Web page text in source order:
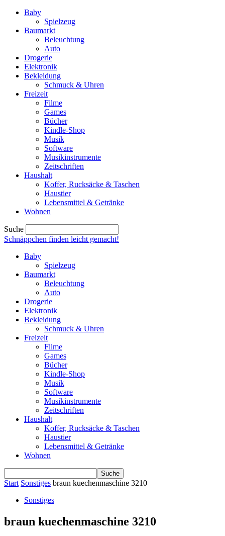
Baby
Spielzeug
Baumarkt
Beleuchtung
Auto
Drogerie
Elektronik
Bekleidung
Schmuck & Uhren
Freizeit
Filme
Games
Bücher
Kindle-Shop
Musik
Software
Musikinstrumente
Zeitschriften
Haushalt
Koffer, Rucksäcke & Taschen
Haustier
Lebensmittel & Getränke
Wohnen
Suche
Schnäppchen finden leicht gemacht!
Baby
Spielzeug
Baumarkt
Beleuchtung
Auto
Drogerie
Elektronik
Bekleidung
Schmuck & Uhren
Freizeit
Filme
Games
Bücher
Kindle-Shop
Musik
Software
Musikinstrumente
Zeitschriften
Haushalt
Koffer, Rucksäcke & Taschen
Haustier
Lebensmittel & Getränke
Wohnen
Start Sonstiges braun kuechenmaschine 3210
Sonstiges
braun kuechenmaschine 3210